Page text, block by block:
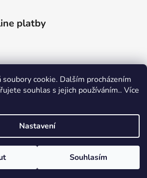
cookie. Dalším procházením
souhlas s jejich používáním.. Více
Nastavení
Souhlasím
platby
HLEDAT
Vytvořil Shoptet
EGGY.cz. Všechna práva vyhrazena.